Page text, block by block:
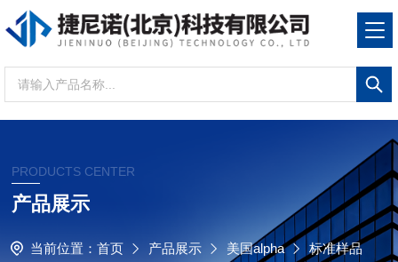
PRODUCTS CENTER
产品展示
当前位置： 首页 产品展示 美国alpha
标准样品